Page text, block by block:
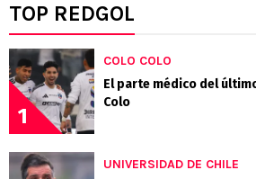
TOP REDGOL
1
COLO COLO
El parte médico del
Colo
UNIVERSIDAD DE CHILE